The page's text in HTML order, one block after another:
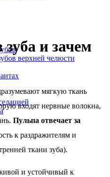
верхней челюсти
и зачем
мягкую ткань
входят нервные волокна,
Пульпа отвечает за
к раздражителям и
ткани зуба).
и устойчивый к